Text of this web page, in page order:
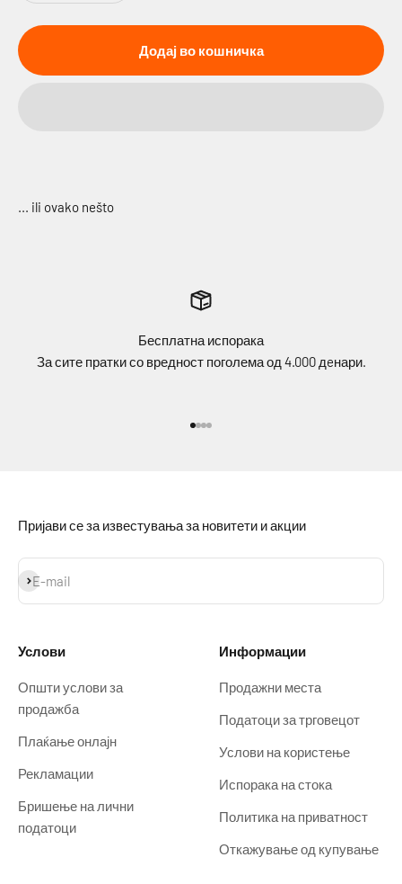
Додај во кошничка
Бесплатна испорака
За сите пратки со вредност поголема од 4.000 дeнари.
Пријави се за известувања за новитети и акции
E-mail
Prijavi se
Услови
Општи услови за
продажба
Плаќање онлајн
Рекламации
Бришење на лични
податоци
Информации
Продажни места
Податоци за трговецот
Услови на користење
Испорака на стока
Политика на приватност
Откажување од купување